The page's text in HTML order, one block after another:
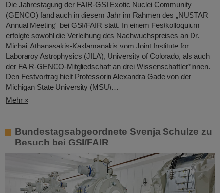
Die Jahrestagung der FAIR-GSI Exotic Nuclei Community
(GENCO) fand auch in diesem Jahr im Rahmen des „NUSTAR
Annual Meeting“ bei GSI/FAIR statt. In einem Festkolloquium
erfolgte sowohl die Verleihung des Nachwuchspreises an Dr.
Michail Athanasakis-Kaklamanakis vom Joint Institute for
Laboraroy Astrophysics (JILA), University of Colorado, als auch
der FAIR-GENCO-Mitgliedschaft an drei Wissenschaftler*innen.
Den Festvortrag hielt Professorin Alexandra Gade von der
Michigan State University (MSU)…
Mehr »
Bundestagsabgeordnete Svenja Schulze zu
Besuch bei GSI/FAIR